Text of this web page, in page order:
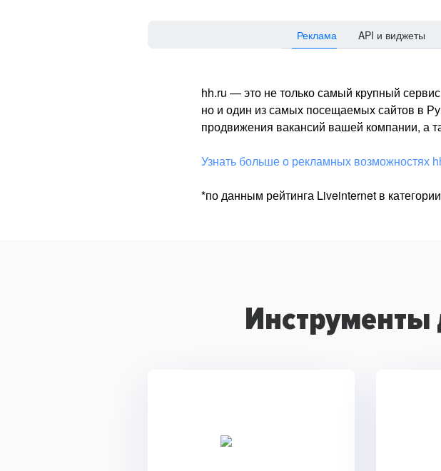
Реклама API и виджеты
hh.ru — это не только самый крупный
но и один из самых посещаемых сайтов в
продвижения вакансий вашей компании, а
Узнать больше о рекламных возможностях
*по данным рейтинга Liveinternet в
Инструменты